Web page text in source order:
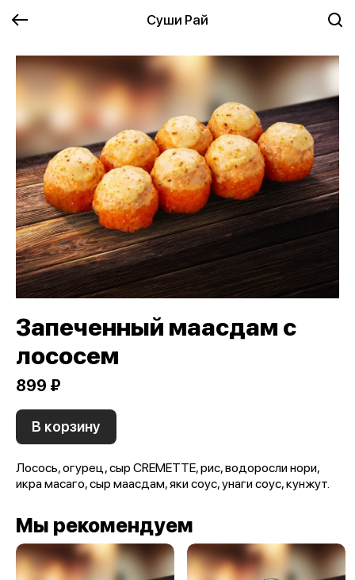
Суши Рай
Запеченный маасдам с
лососем
899 ₽
В корзину
Лосось, огурец, сыр CREMETTE, рис, водоросли нори,
икра масаго, сыр маасдам, яки соус, унаги соус, кунжут.
Мы рекомендуем